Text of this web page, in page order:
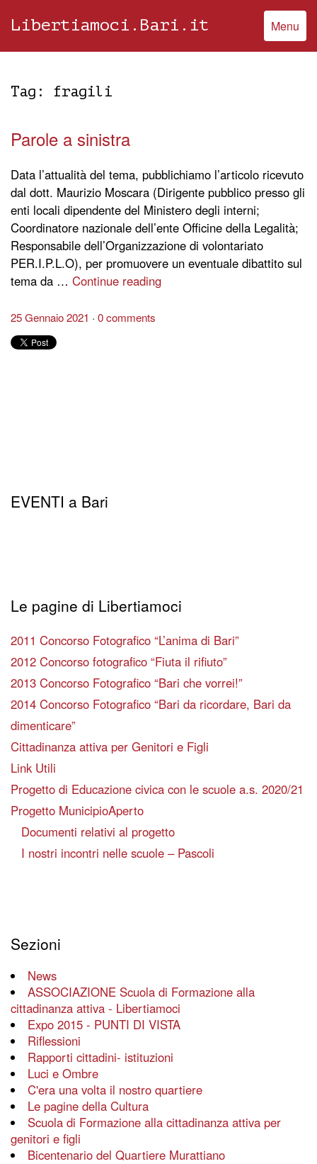
Libertiamoci.Bari.it Menu
Tag: fragili
Parole a sinistra
Data l’attualità del tema, pubblichiamo l’articolo ricevuto
dal dott. Maurizio Moscara (Dirigente pubblico presso gli
enti locali dipendente del Ministero degli interni;
Coordinatore nazionale dell’ente Officine della Legalità;
Responsabile dell’Organizzazione di volontariato
PER.I.P.L.O), per promuovere un eventuale dibattito sul
tema da … Continue reading
25 Gennaio 2021 0 comments
EVENTI a Bari
Le pagine di Libertiamoci
2011 Concorso Fotografico “L’anima di Bari”
2012 Concorso fotografico “Fiuta il rifiuto”
2013 Concorso Fotografico “Bari che vorrei!”
2014 Concorso Fotografico “Bari da ricordare, Bari da
dimenticare”
Cittadinanza attiva per Genitori e Figli
Link Utili
Progetto di Educazione civica con le scuole a.s. 2020/21
Progetto MunicipioAperto
Documenti relativi al progetto
I nostri incontri nelle scuole – Pascoli
Sezioni
News
ASSOCIAZIONE Scuola di Formazione alla
cittadinanza attiva - Libertiamoci
Expo 2015 - PUNTI DI VISTA
Riflessioni
Rapporti cittadini- istituzioni
Luci e Ombre
C'era una volta il nostro quartiere
Le pagine della Cultura
Scuola di Formazione alla cittadinanza attiva per
genitori e figli
Bicentenario del Quartiere Murattiano